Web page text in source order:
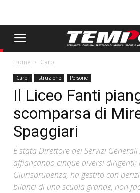
Home Carpi
Carpi Istruzione Persone
Il Liceo Fanti
scomparsa di
Spaggiari
È stata Direttore dei Servizi
affiancando cinque diversi dirigenti;
Giurisprudenza, ha gestito con
bilanci di una scuola grande, non